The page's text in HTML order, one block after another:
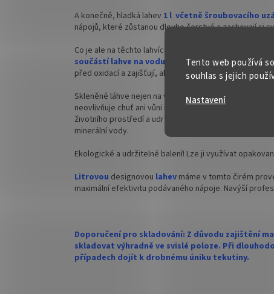
Tento web používá
souhlas s jejich
Nastavení
A konečně, hladká lahev 1 l včetně šroubovacího
nápojů, které zůstanou dlouho čerstvé a zachovají si
Co je ale na těchto lahvích opravdu skvělé, je jejich
součástí lahve na vodu . Díky tomu jsou lahve
před oxidací a zajišťují, aby se do skleněných nádob
Skleněné láhve nejen na vodu o plnícím objemu až
neovlivňuje chuť ani vůni nápojů a lze jej opakovaně
životního prostředí a udržitelnému balení potravin.
minerální vody.
Ekologické a udržitelné balení! Lze ji využívat
Litrovou designovou lahev máme v tomto čirém
maximální efektivitu podávaného nápoje. Navýší
Doporučení pro skladování: Z důvodu zajištění
skladovat výhradně ve svislé poloze. Při
případech dojít k drobnému úniku tekutiny.